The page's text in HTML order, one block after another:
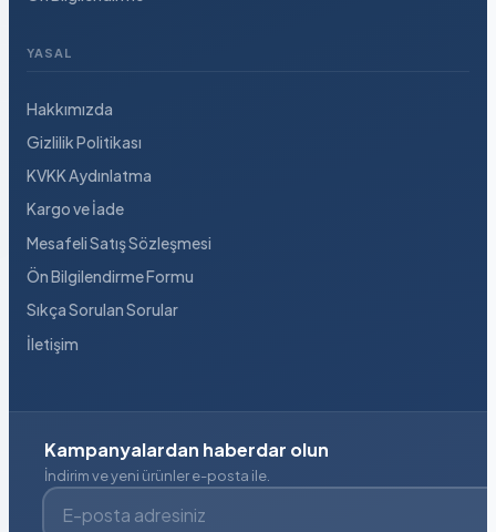
YASAL
Hakkımızda
Gizlilik Politikası
KVKK Aydınlatma
Kargo ve İade
Mesafeli Satış Sözleşmesi
Ön Bilgilendirme Formu
Sıkça Sorulan Sorular
İletişim
Kampanyalardan haberdar olun
İndirim ve yeni ürünler e-posta ile.
E-posta adresiniz